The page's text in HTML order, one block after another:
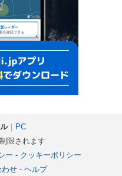
｜ PC
限されます
ー - クッキーポリシー
わせ- ヘルプ